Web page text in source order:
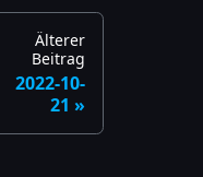
Älterer
Beitrag
2022-10-
21